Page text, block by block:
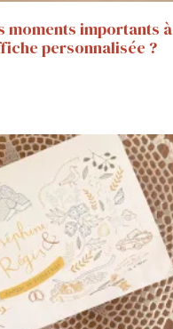
moments importants à
personnalisée ?